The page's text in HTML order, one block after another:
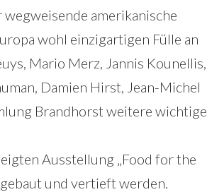
amerikanische
wohl einzigartigen Fülle an
Mario Merz, Jannis Kounellis,
Damien Hirst, Jean-Michel
Brandhorst weitere wichtige
Ausstellung „Food for the
und vertieft werden.